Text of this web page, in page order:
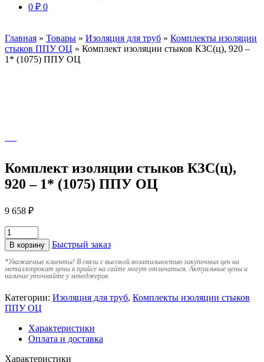
0 ₽ 0
Главная » Товары » Изоляция для труб » Комплекты изоляции
стыков ППУ ОЦ » Комплект изоляции стыков КЗС(ц), 920 –
1* (1075) ППУ ОЦ
Комплект изоляции стыков КЗС(ц),
920 – 1* (1075) ППУ ОЦ
9 658 ₽
В корзину Быстрый заказ
*Уважаемые клиенты! В связи с высокой волатильностью закупочных цен на
металлопрокат цены в прайсе на сайте могут отличаться. Актуальные цены и
наличие уточняйте у менеджеров.
Категории: Изоляция для труб, Комплекты изоляции стыков
ППУ ОЦ
Характеристики
Оплата и доставка
Характеристики